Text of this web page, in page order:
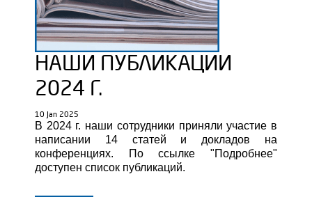
НАШИ ПУБЛИКАЦИИ
2024 Г.
10 Jan 2025
В 2024 г. наши сотрудники приняли участие в
написании 14 статей и докладов на
конференциях.
По ссылке "Подробнее"
доступен список публикаций.